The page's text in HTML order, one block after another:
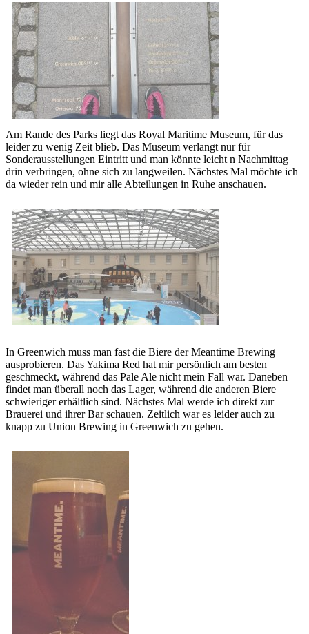
Am Rande des Parks liegt das Royal Maritime Museum, für das
leider zu wenig Zeit blieb. Das Museum verlangt nur für
Sonderausstellungen Eintritt und man könnte leicht n Nachmittag
drin verbringen, ohne sich zu langweilen. Nächstes Mal möchte ich
da wieder rein und mir alle Abteilungen in Ruhe anschauen.
In Greenwich muss man fast die Biere der Meantime Brewing
ausprobieren. Das Yakima Red hat mir persönlich am besten
geschmeckt, während das Pale Ale nicht mein Fall war. Daneben
findet man überall noch das Lager, während die anderen Biere
schwieriger erhältlich sind. Nächstes Mal werde ich direkt zur
Brauerei und ihrer Bar schauen. Zeitlich war es leider auch zu
knapp zu Union Brewing in Greenwich zu gehen.